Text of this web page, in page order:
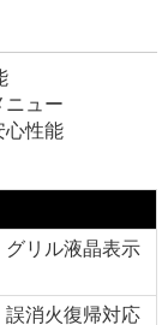
ニュー
心性能
グリル液晶表示
誤消火復帰対応